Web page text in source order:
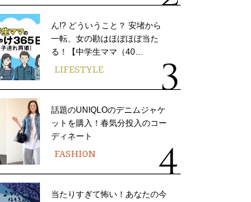
ん!? どういうこと？ 安堵から
一転、女の勘はほぼほぼ当た
る！【中学生ママ（40…
LIFESTYLE
話題のUNIQLOのデニムジャケ
ットを購入！春気分投入のコー
ディネート
FASHION
当たりすぎて怖い！あなたの今